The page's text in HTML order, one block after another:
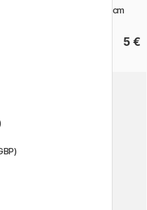
Passe-partout Wit 24x30 cm
5 €